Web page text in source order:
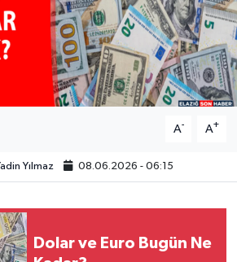
A- A+
Yılmaz 08.06.2026 - 06:15
Dolar ve Euro Bugün Ne